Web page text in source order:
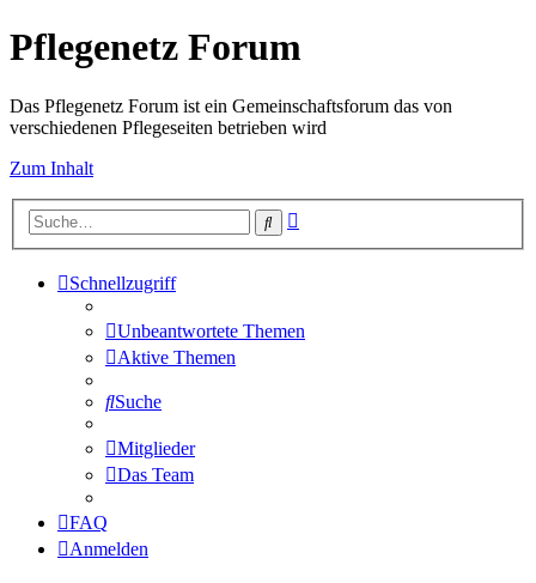
Pflegenetz Forum
Das Pflegenetz Forum ist ein Gemeinschaftsforum das von
verschiedenen Pflegeseiten betrieben wird
Zum Inhalt
Suche
Schnellzugriff
Unbeantwortete Themen
Aktive Themen
Suche
Mitglieder
Das Team
FAQ
Anmelden